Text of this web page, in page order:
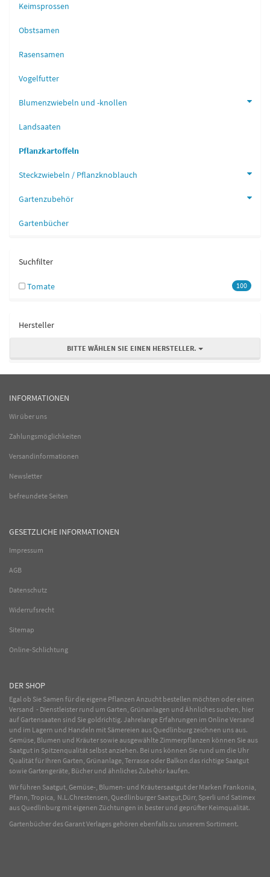
Keimsprossen
Obstsamen
Rasensamen
Vogelfutter
Blumenzwiebeln und -knollen
Landsaaten
Pflanzkartoffeln
Steckzwiebeln / Pflanzknoblauch
Gartenzubehör
Gartenbücher
Suchfilter
100
Tomate
Hersteller
BITTE WÄHLEN SIE EINEN HERSTELLER.
INFORMATIONEN
Wir über uns
Zahlungsmöglichkeiten
Versandinformationen
Newsletter
befreundete Seiten
GESETZLICHE INFORMATIONEN
Impressum
AGB
Datenschutz
Widerrufsrecht
Sitemap
Online-Schlichtung
DER SHOP
Egal ob Sie Samen für die eigene Pflanzen Anzucht bestellen möchten oder einen
Versand - Dienstleister rund um Garten, Grünanlagen und Ähnliches suchen, hier
auf Gartensaaten sind Sie goldrichtig. Jahrelange Erfahrungen im OnlineVersand
und im Lagern und Handeln mit Sämereien aus Quedlinburg zeichnen uns aus.
Gemüse, Blumen und Kräuter sowie ausgewählteZimmerpflanzen können Sie aus
Saatgut in Spitzenqualität selbst anziehen. Bei uns können Sie rund um die Uhr
Qualität für Ihren Garten, Grünanlage, Terrasse oder Balkon das richtige Saatgut
sowie Gartengeräte, Bücher und ähnliches Zubehör kaufen.
Wir führen Saatgut, Gemüse-, Blumen- und Kräutersaatgut der Marken Frankonia,
Pfann, Tropica, N.L.Chrestensen, Quedlinburger Saatgut,Dürr, Sperli und Satimex
aus Quedlinburg mit eigenen Züchtungen in bester und geprüfter Keimqualität.
Gartenbücher des Garant Verlages gehören ebenfalls zu unserem Sortiment.